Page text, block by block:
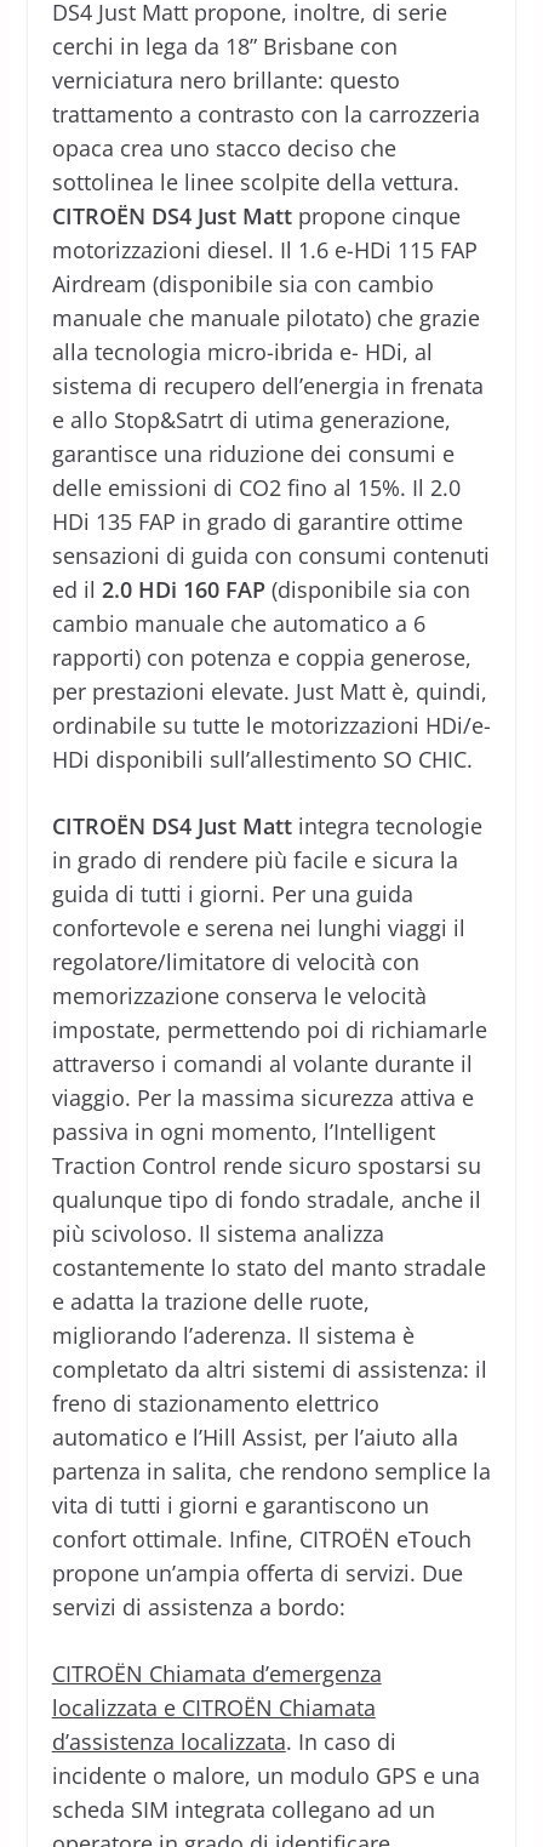
DS4 Just Matt propone, inoltre, di serie
cerchi in lega da 18” Brisbane con
verniciatura nero brillante: questo
trattamento a contrasto con la carrozzeria
opaca crea uno stacco deciso che
sottolinea le linee scolpite della vettura.
CITROËN DS4 Just Mattpropone cinque
motorizzazioni diesel. Il 1.6 e-HDi 115 FAP
Airdream (disponibile sia con cambio
manuale che manuale pilotato) che grazie
alla tecnologia micro-ibrida e- HDi, al
sistema di recupero dell’energia in frenata
e allo Stop&Satrt di utima generazione,
garantisce una riduzione dei consumi e
delle emissioni di CO2 fino al 15%. Il 2.0
HDi 135 FAP in grado di garantire ottime
sensazioni di guida con consumi contenuti
ed il 2.0 HDi 160 FAP(disponibile sia con
cambio manuale che automatico a 6
rapporti) con potenza e coppia generose,
per prestazioni elevate. Just Matt è, quindi,
ordinabile su tutte le motorizzazioni HDi/e-
HDi disponibili sull’allestimento SO CHIC.
CITROËN DS4 Just Mattintegra tecnologie
in grado di rendere più facile e sicura la
guida di tutti i giorni. Per una guida
confortevole e serena nei lunghi viaggi il
regolatore/limitatore di velocità con
memorizzazione conserva le velocità
impostate, permettendo poi di richiamarle
attraverso i comandi al volante durante il
viaggio. Per la massima sicurezza attiva e
passiva in ogni momento, l’Intelligent
Traction Control rende sicuro spostarsi su
qualunque tipo di fondo stradale, anche il
più scivoloso. Il sistema analizza
costantemente lo stato del manto stradale
e adatta la trazione delle ruote,
migliorando l’aderenza. Il sistema è
completato da altri sistemi di assistenza: il
freno di stazionamento elettrico
automatico e l’Hill Assist, per l’aiuto alla
partenza in salita, che rendono semplice la
vita di tutti i giorni e garantiscono un
confort ottimale. Infine, CITROËN eTouch
propone un’ampia offerta di servizi. Due
servizi di assistenza a bordo:
CITROËN Chiamata d’emergenza
localizzata e CITROËN Chiamata
d’assistenza localizzata. In caso di
incidente o malore, un modulo GPS e una
scheda SIM integrata collegano ad un